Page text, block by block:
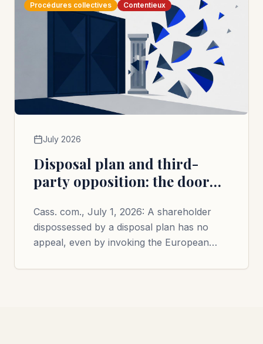
Procédures collectives Contentieux
July 2026
Disposal plan and third-
party opposition: the door
shareholder
Cass. com., July 1, 2026: A shareholder
dispossessed by a disposal plan has no
appeal, even by invoking the European